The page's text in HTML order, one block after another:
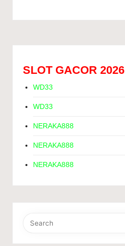
SLOT GACOR 2026
WD33
WD33
NERAKA888
NERAKA888
NERAKA888